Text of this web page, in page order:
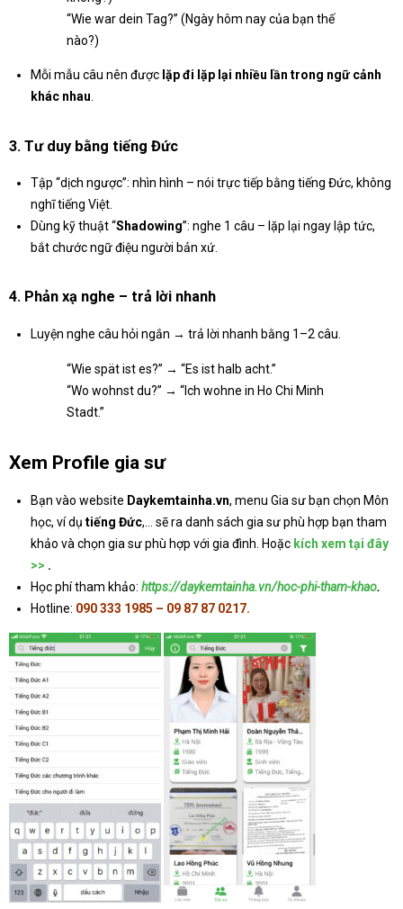
“Wie war dein Tag?” (Ngày hôm nay của bạn thế
nào?)
Mỗi mẫu câu nên được lặp đi lặp lại nhiều lần trong ngữ cảnh
khác nhau.
3. Tư duy bằng tiếng Đức
Tập “dịch ngược”: nhìn hình – nói trực tiếp bằng tiếng Đức, không
nghĩ tiếng Việt.
Dùng kỹ thuật “Shadowing”: nghe 1 câu – lặp lại ngay lập tức,
bắt chước ngữ điệu người bản xứ.
4. Phản xạ nghe – trả lời nhanh
Luyện nghe câu hỏi ngắn → trả lời nhanh bằng 1–2 câu.
“Wie spät ist es?” → “Es ist halb acht.”
“Wo wohnst du?” → “Ich wohne in Ho Chi Minh
Stadt.”
Xem Profile gia sư
Bạn vào website Daykemtainha.vn, menu Gia sư bạn chọn Môn
học, ví dụ tiếng Đức,… sẽ ra danh sách gia sư phù hợp bạn tham
khảo và chọn gia sư phù hợp với gia đình. Hoặc kích xem tại đây
>> .
Học phí tham khảo: https://daykemtainha.vn/hoc-phi-tham-khao.
Hotline: 090 333 1985 – 09 87 87 0217.